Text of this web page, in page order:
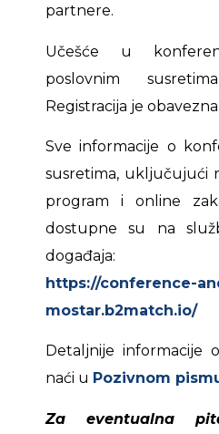
partnere.
Učešće u
poslovnim
Registracija je
Sve informacije o
susretima, uključujući
program i online
dostupne su na
događaja:
https://conference-
mostar.b2match.io/
Detaljnije informacije
naći u Pozivnom
Za eventualna